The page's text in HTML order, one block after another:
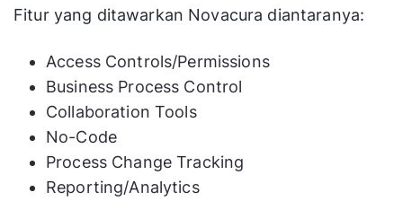
Fitur yang ditawarkan Novacura diantaranya:
Access Controls/Permissions
Business Process Control
Collaboration Tools
No-Code
Process Change Tracking
Reporting/Analytics